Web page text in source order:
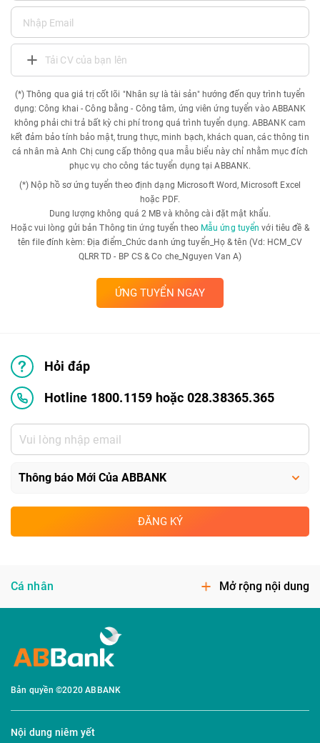
Tải CV của bạn lên
(*) Thông qua giá trị cốt lõi "Nhân sự là tài sản" hướng đến quy trình tuyển
dụng: Công khai - Công bằng - Công tâm, ứng viên ứng tuyển vào ABBANK
không phải chi trả bất kỳ chi phí trong quá trình tuyển dụng. ABBANK cam
kết đảm bảo tính bảo mật, trung thực, minh bạch, khách quan, các thông tin
cá nhân mà Anh Chị cung cấp thông qua mẫu biểu này chỉ nhằm mục đích
phục vụ cho công tác tuyển dụng tại ABBANK.
(*) Nộp hồ sơ ứng tuyển theo định dạng Microsoft Word, Microsoft Excel
hoặc PDF.
Dung lượng không quá 2 MB và không cài đặt mật khẩu.
Hoặc vui lòng gửi bản Thông tin ứng tuyển theo Mẫu ứng tuyển với tiêu đề &
tên file đính kèm: Địa điểm_Chức danh ứng tuyển_Họ & tên (Vd: HCM_CV
QLRR TD - BP CS & Co che_Nguyen Van A)
ỨNG TUYỂN NGAY
Hỏi đáp
Hotline 1800.1159 hoặc 028.38365.365
ĐĂNG KÝ
Cá nhân Mở rộng nội dung
Bản quyền ©2020 ABBANK
Nội dung niêm yết